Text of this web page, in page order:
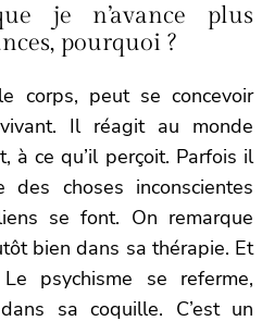
je n’avance plus
pourquoi ?
corps, peut se concevoir
Il réagit au monde
à ce qu’il perçoit. Parfois il
des choses inconscientes
se font. On remarque
bien dans sa thérapie. Et
Le psychisme se referme,
sa coquille. C’est un